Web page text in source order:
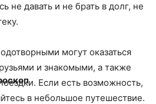
не давать и не брать в долг, не
могут оказаться
и знакомыми, а также
Если есть возможность,
в небольшое путешествие.